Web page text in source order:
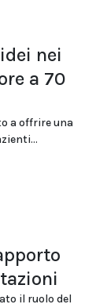
nei
a 70
a offrire una
il ruolo del